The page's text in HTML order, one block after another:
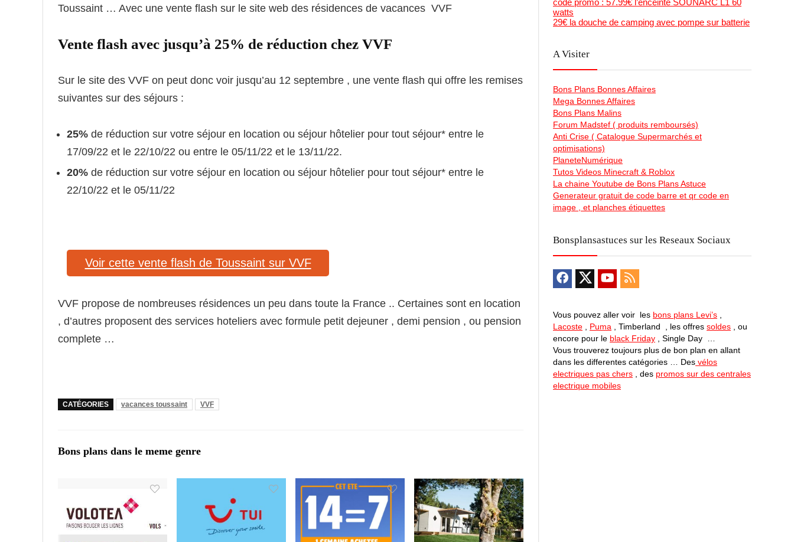
Toussaint … Avec une vente flash sur le site web des résidences de vacances VVF
Vente flash avec jusqu’à 25% de réduction chez VVF
Sur le site des VVF on peut donc voir jusqu’au 12 septembre , une vente flash qui offre les remises
suivantes sur des séjours :
25% de réduction sur votre séjour en location ou séjour hôtelier pour tout séjour* entre le
17/09/22 et le 22/10/22 ou entre le 05/11/22 et le 13/11/22.
20% de réduction sur votre séjour en location ou séjour hôtelier pour tout séjour* entre le
22/10/22 et le 05/11/22
Voir cette vente flash de Toussaint sur VVF
VVF propose de nombreuses résidences un peu dans toute la France .. Certaines sont en location
, d’autres proposent des services hoteliers avec formule petit dejeuner , demi pension , ou pension
complete …
CATÉGORIES vacances toussaint VVF
Bons plans dans le meme genre
watts
29€ la douche de camping avec pompe sur batterie
A Visiter
Bons Plans Bonnes Affaires
Mega Bonnes Affaires
Bons Plans Malins
Forum Madstef ( produits remboursés)
Anti Crise ( Catalogue Supermarchés et
optimisations)
PlaneteNumérique
Tutos Videos Minecraft & Roblox
La chaine Youtube de Bons Plans Astuce
Generateur gratuit de code barre et qr code en
image , et planches étiquettes
Bonsplansastuces sur les Reseaux Sociaux
Vous pouvez aller voir les bons plans Levi’s
Lacoste
Puma , Timberland , les offres soldes , ou
encore pour le black Friday , Single Day …
Vous trouverez toujours plus de bon plan en allant
dans les differentes catégories … Des vélos
electriques pas chers , des promos sur des centrales
electrique mobiles